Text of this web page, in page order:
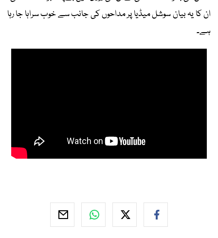
ان کا یہ بیان سوشل میڈیا پر مداحوں کی جانب سے خوب سراہا جا رہا
ہے۔